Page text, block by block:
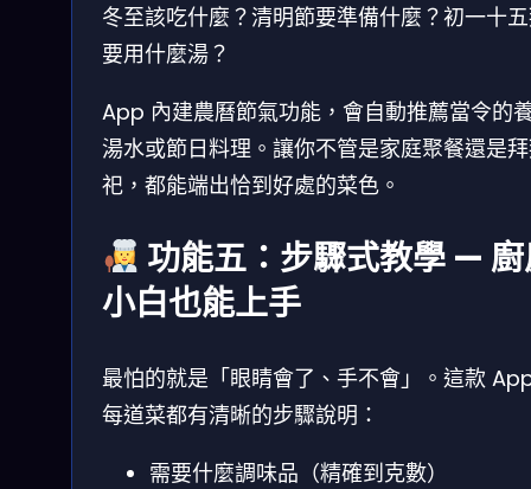
冬至該吃什麼？清明節要準備什麼？初一十
要用什麼湯？
App 內建農曆節氣功能，會自動推薦當令的
湯水或節日料理。讓你不管是家庭聚餐還是
祀，都能端出恰到好處的菜色。
功能五：步驟式教學 —
小白也能上手
最怕的就是「眼睛會了、手不會」。這款
每道菜都有清晰的步驟說明：
需要什麼調味品（精確到克數）